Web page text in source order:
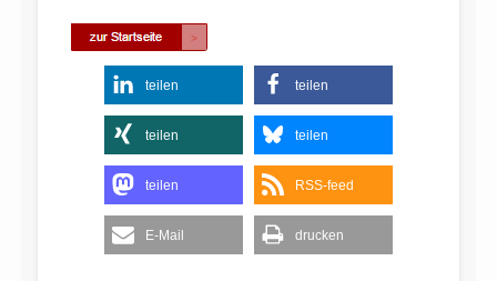
teilen teilen
teilen teilen
teilen RSS-feed
E-Mail drucken